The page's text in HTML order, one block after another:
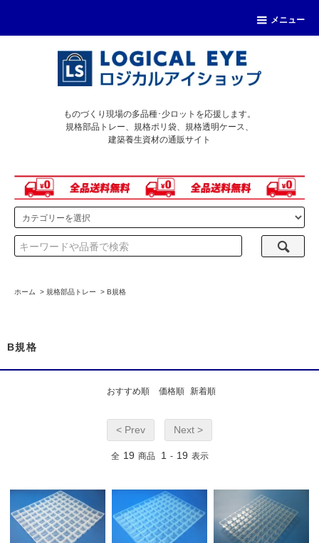
メニュー
ものづくり現場の多品種･少ロットを応援します。
規格部品トレー、規格ポリ袋、規格透明ケース、
建築養生資材の通販サイト
ホーム > 規格部品トレー > B規格
B規格
おすすめ順 価格順 新着順
< Prev Next >
全 19 商品 1 - 19 表示